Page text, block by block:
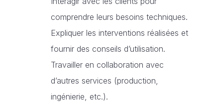
comprendre leurs besoins techniques.
Expliquer les interventions réalisées et
fournir des conseils d’utilisation.
Travailler en collaboration avec
d’autres services (production,
ingénierie, etc.).